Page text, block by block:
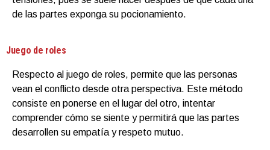
de las partes exponga su pocionamiento.
Juego de roles
Respecto al juego de roles, permite que las personas
vean el conflicto desde otra perspectiva. Este método
consiste en ponerse en el lugar del otro, intentar
comprender cómo se siente y permitirá que las partes
desarrollen su empatía y respeto mutuo.